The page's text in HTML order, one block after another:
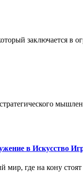
заключается в
в Искусство
мир, где на кону